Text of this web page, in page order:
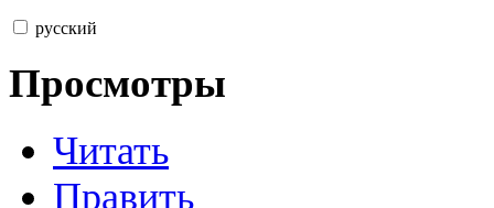
русский
Просмотры
Читать
Править